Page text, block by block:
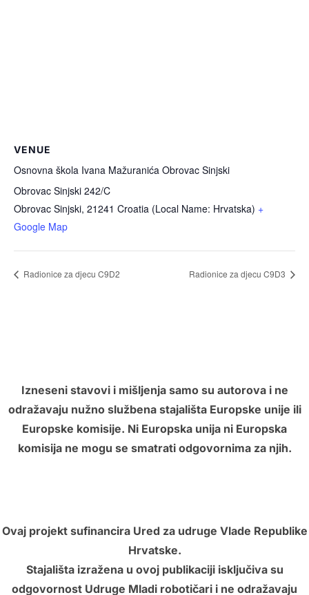
VENUE
Osnovna škola Ivana Mažuranića Obrovac Sinjski
Obrovac Sinjski 242/C
Obrovac Sinjski, 21241 Croatia (Local Name: Hrvatska) +
Google Map
Radionice za djecu C9D2 Radionice za djecu C9D3
Izneseni stavovi i mišljenja samo su autorova i ne
odražavaju nužno službena stajališta Europske unije ili
Europske komisije. Ni Europska unija ni Europska
komisija ne mogu se smatrati odgovornima za njih.
Ovaj projekt sufinancira Ured za udruge Vlade Republike
Hrvatske.
Stajališta izražena u ovoj publikaciji isključiva su
odgovornost Udruge Mladi robotičari i ne odražavaju